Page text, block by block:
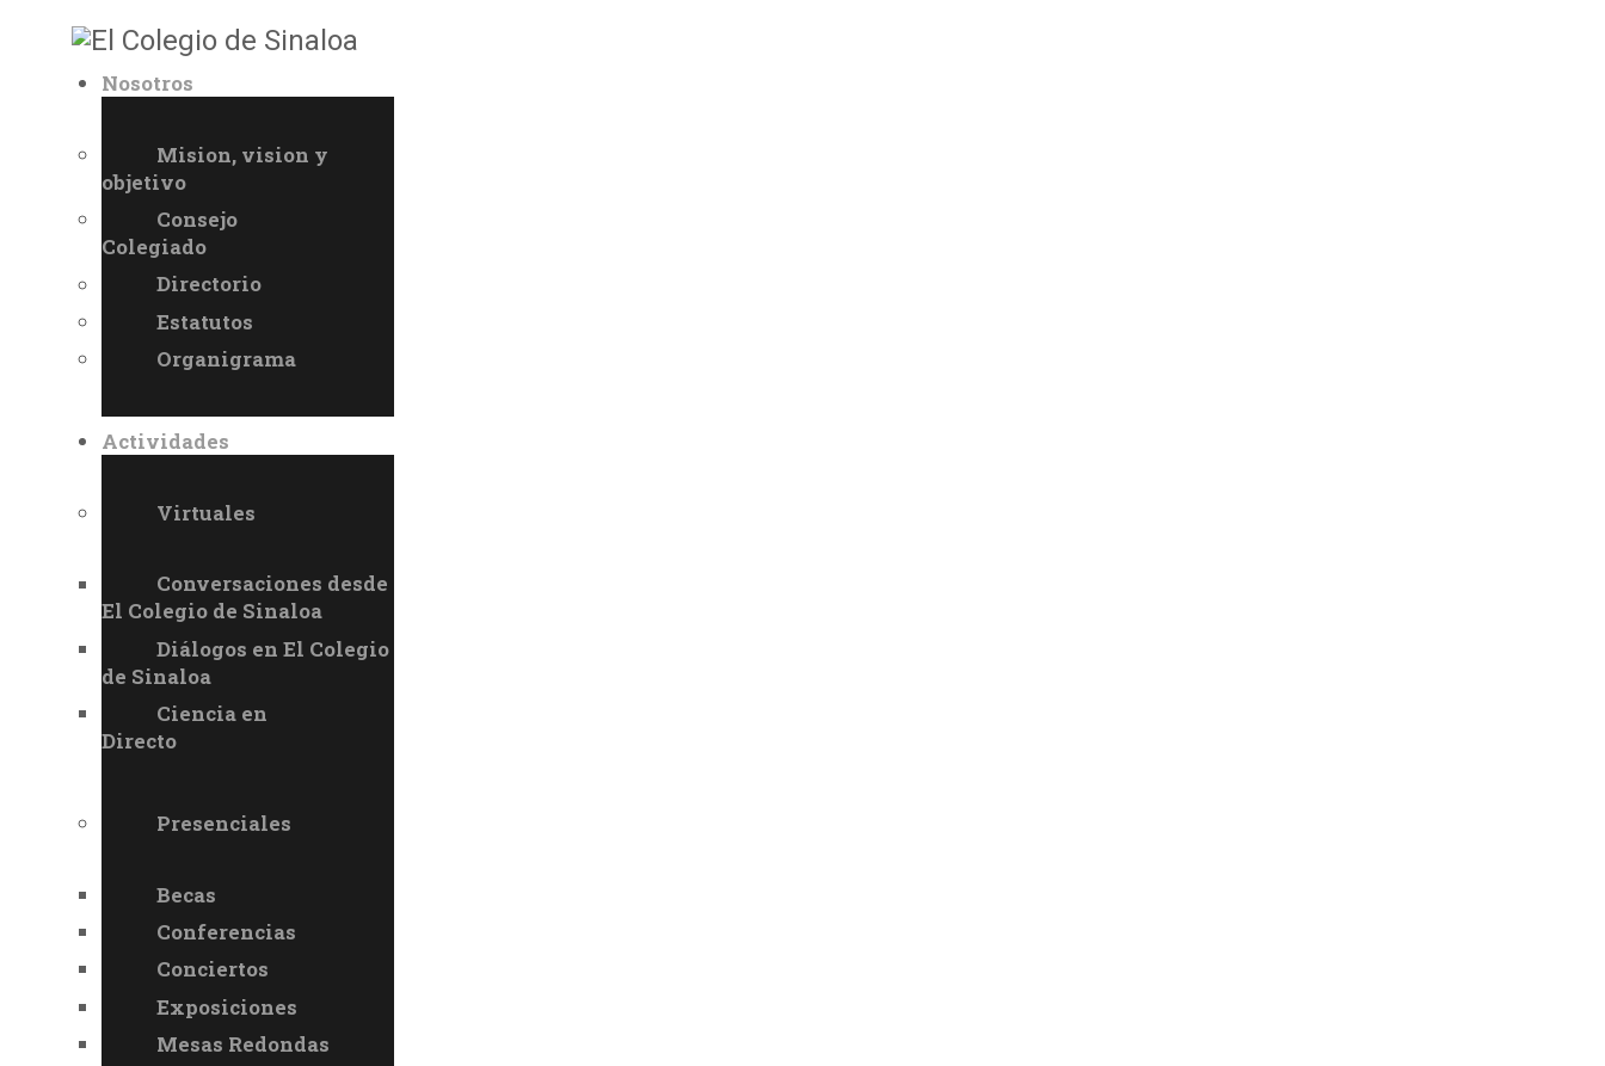
Nosotros
Mision, vision y
objetivo
Consejo
Colegiado
Directorio
Estatutos
Organigrama
Actividades
Virtuales
Conversaciones desde
El Colegio de Sinaloa
Diálogos en El Colegio
de Sinaloa
Ciencia en
Directo
Presenciales
Becas
Conferencias
Conciertos
Exposiciones
Mesas Redondas